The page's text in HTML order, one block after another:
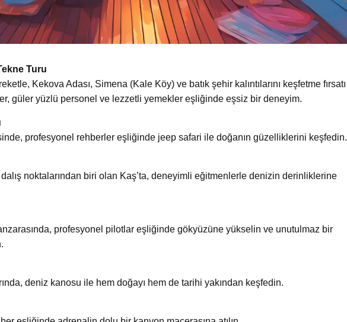
Turu
Kekova Adası, Simena (Kale Köy) ve batık şehir kalıntılarını keşfetme fırsatı
güler yüzlü personel ve lezzetli yemekler eşliğinde eşsiz bir deneyim.
profesyonel rehberler eşliğinde jeep safari ile doğanın güzelliklerini keşfedin.
noktalarından biri olan Kaş’ta, deneyimli eğitmenlerle denizin derinliklerine
profesyonel pilotlar eşliğinde gökyüzüne yükselin ve unutulmaz bir
deniz kanosu ile hem doğayı hem de tarihi yakından keşfedin.